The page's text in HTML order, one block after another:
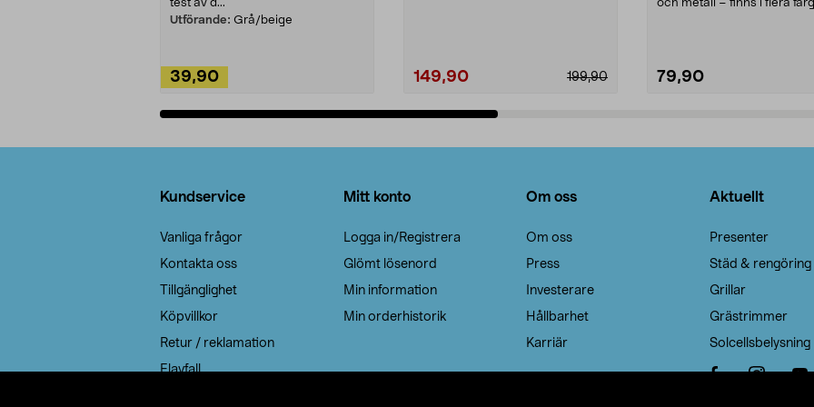
test av d...
Utförande: Grå/beige
39,90 199,90
149,90
och metall – finns i flera
79,90
Kundservice
Vanliga frågor
Kontakta oss
Tillgänglighet
Köpvillkor
Retur / reklamation
Elavfall
Mitt konto
Logga in/Registrera
Glömt lösenord
Min information
Min orderhistorik
Om oss
Om oss
Press
Investerare
Hållbarhet
Karriär
Aktuellt
Presenter
Städ & rengöring
Grillar
Grästrimmer
Solcellsbelysning